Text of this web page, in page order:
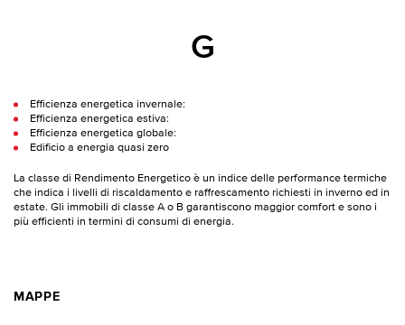
G
Efficienza energetica invernale:
Efficienza energetica estiva:
Efficienza energetica globale:
Edificio a energia quasi zero
La classe di Rendimento Energetico è un indice delle performance termiche
che indica i livelli di riscaldamento e raffrescamento richiesti in inverno ed in
estate. Gli immobili di classe A o B garantiscono maggior comfort e sono i
più efficienti in termini di consumi di energia.
MAPPE